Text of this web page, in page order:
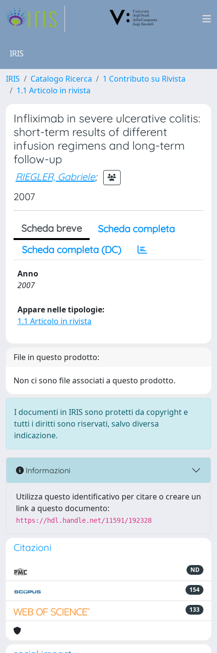
IRIS
IRIS Catalogo Ricerca
1 Contributo su Rivista
1.1 Articolo in rivista
Infliximab in severe ulcerative colitis:
short-term results of different
infusion regimens and long-term
follow-up
RIEGLER, Gabriele;
2007
Scheda breve
Scheda completa
Scheda completa (DC)
Anno
2007
Appare nelle tipologie:
1.1 Articolo in rivista
File in questo prodotto:
Non ci sono file associati a questo prodotto.
I documenti in IRIS sono protetti da copyright e
tutti i diritti sono riservati, salvo diversa
indicazione.
Informazioni
Utilizza questo identificativo per citare o creare un
link a questo documento:
https://hdl.handle.net/11591/192328
Citazioni
ND
154
133